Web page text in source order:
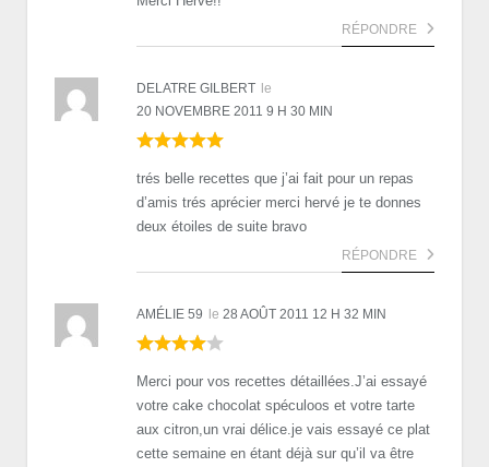
RÉPONDRE
DELATRE GILBERT le
20 NOVEMBRE 2011 9 H 30 MIN
trés belle recettes que j’ai fait pour un repas
d’amis trés aprécier merci hervé je te donnes
deux étoiles de suite bravo
RÉPONDRE
AMÉLIE 59 le 28 AOÛT 2011 12 H 32 MIN
Merci pour vos recettes détaillées.J’ai essayé
votre cake chocolat spéculoos et votre tarte
aux citron,un vrai délice.je vais essayé ce plat
cette semaine en étant déjà sur qu’il va être